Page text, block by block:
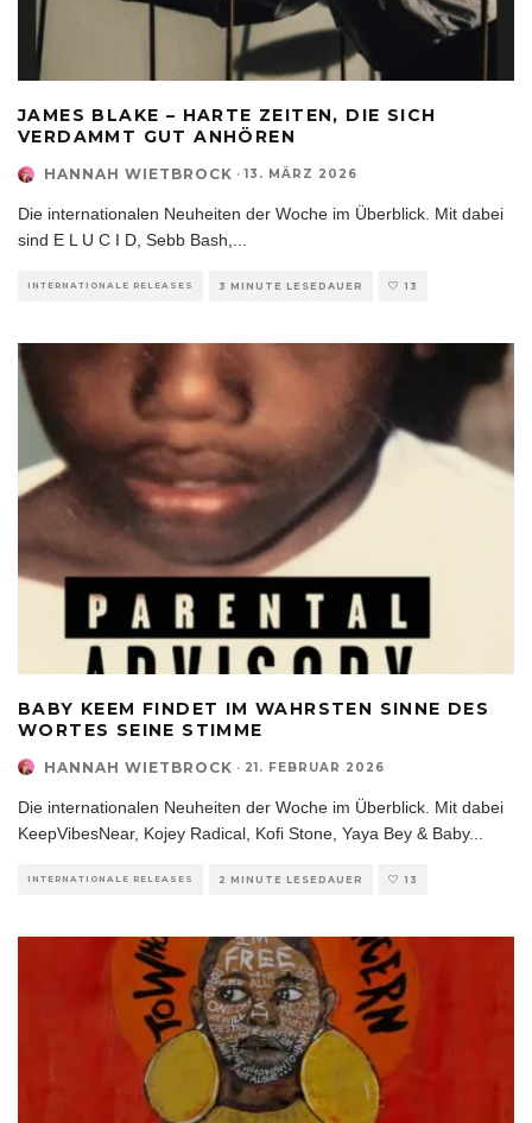
JAMES BLAKE – HARTE ZEITEN, DIE SICH
VERDAMMT GUT ANHÖREN
HANNAH WIETBROCK · 13. MÄRZ 2026
Die internationalen Neuheiten der Woche im Überblick. Mit dabei
sind E L U C I D, Sebb Bash,...
INTERNATIONALE RELEASES 3 MINUTE LESEDAUER 13
BABY KEEM FINDET IM WAHRSTEN SINNE DES
WORTES SEINE STIMME
HANNAH WIETBROCK · 21. FEBRUAR 2026
Die internationalen Neuheiten der Woche im Überblick. Mit dabei
KeepVibesNear, Kojey Radical, Kofi Stone, Yaya Bey & Baby...
INTERNATIONALE RELEASES 2 MINUTE LESEDAUER 13